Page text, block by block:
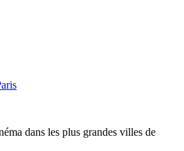
dans les plus grandes villes de